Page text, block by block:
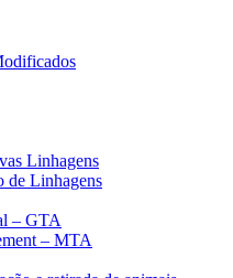
Linhagens
de Linhagens
– GTA
– MTA